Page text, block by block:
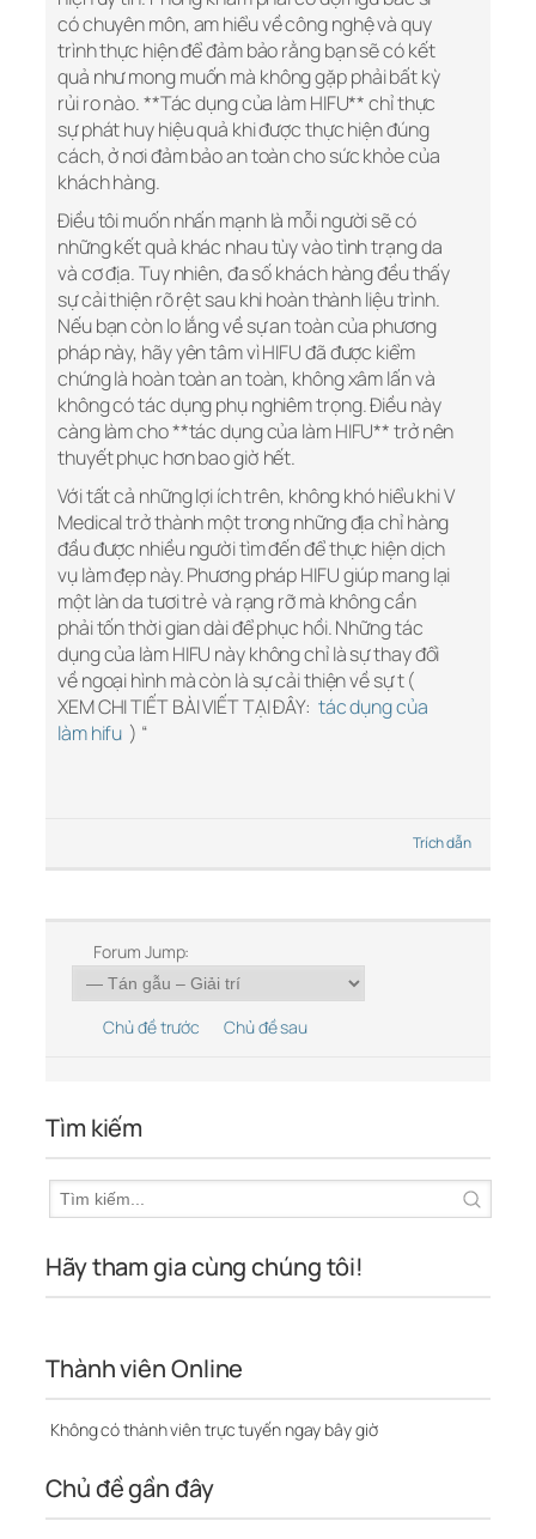
có chuyên môn, am hiểu về công nghệ và quy
trình thực hiện để đảm bảo rằng bạn sẽ có kết
quả như mong muốn mà không gặp phải bất kỳ
rủi ro nào. **Tác dụng của làm HIFU** chỉ thực
sự phát huy hiệu quả khi được thực hiện đúng
cách, ở nơi đảm bảo an toàn cho sức khỏe của
khách hàng.
Điều tôi muốn nhấn mạnh là mỗi người sẽ có
những kết quả khác nhau tùy vào tình trạng da
và cơ địa. Tuy nhiên, đa số khách hàng đều thấy
sự cải thiện rõ rệt sau khi hoàn thành liệu trình.
Nếu bạn còn lo lắng về sự an toàn của phương
pháp này, hãy yên tâm vì HIFU đã được kiểm
chứng là hoàn toàn an toàn, không xâm lấn và
không có tác dụng phụ nghiêm trọng. Điều này
càng làm cho **tác dụng của làm HIFU** trở nên
thuyết phục hơn bao giờ hết.
Với tất cả những lợi ích trên, không khó hiểu khi V
Medical trở thành một trong những địa chỉ hàng
đầu được nhiều người tìm đến để thực hiện dịch
vụ làm đẹp này. Phương pháp HIFU giúp mang lại
một làn da tươi trẻ và rạng rỡ mà không cần
phải tốn thời gian dài để phục hồi. Những tác
dụng của làm HIFU này không chỉ là sự thay đổi
về ngoại hình mà còn là sự cải thiện về sự t (
XEM CHI TIẾT BÀI VIẾT TẠI ĐÂY: tác dụng của
làm hifu ) “
Trích dẫn
Forum Jump:
Chủ đề trước Chủ đề sau
Tìm kiếm
Hãy tham gia cùng chúng tôi!
Thành viên Online
Không có thành viên trực tuyến ngay bây giờ
Chủ đề gần đây